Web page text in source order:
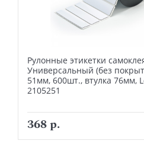
Рулонные этикетки
Универсальный (без
51мм, 600шт., втулка 76мм,
2105251
368 р.